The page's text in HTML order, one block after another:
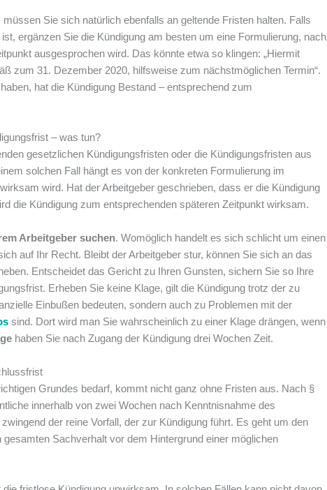
Sie sich natürlich ebenfalls an geltende Fristen halten. Falls
ergänzen Sie die Kündigung am besten um eine Formulierung, nach
ausgesprochen wird. Das könnte etwa so klingen: „Hiermit
zum 31. Dezember 2020, hilfsweise zum nächstmöglichen Termin“.
hat die Kündigung Bestand – entsprechend zum
– was tun?
gesetzlichen Kündigungsfristen oder die Kündigungsfristen aus
solchen Fall hängt es von der konkreten Formulierung im
wird. Hat der Arbeitgeber geschrieben, dass er die Kündigung
die Kündigung zum entsprechenden späteren Zeitpunkt wirksam.
Arbeitgeber suchen. Womöglich handelt es sich schlicht um einen
auf Ihr Recht. Bleibt der Arbeitgeber stur, können Sie sich an das
Entscheidet das Gericht zu Ihren Gunsten, sichern Sie so Ihre
Erheben Sie keine Klage, gilt die Kündigung trotz der zu
Einbußen bedeuten, sondern auch zu Problemen mit der
sind. Dort wird man Sie wahrscheinlich zu einer Klage drängen, wenn
haben Sie nach Zugang der Kündigung drei Wochen Zeit.
Grundes bedarf, kommt nicht ganz ohne Fristen aus. Nach §
innerhalb von zwei Wochen nach Kenntnisnahme des
der reine Vorfall, der zur Kündigung führt. Es geht um den
Sachverhalt vor dem Hintergrund einer möglichen